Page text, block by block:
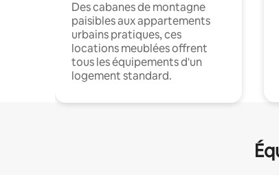
Des cabanes de montagne
paisibles aux appartements
urbains pratiques, ces
locations meublées offrent
tous les équipements d'un
logement standard.